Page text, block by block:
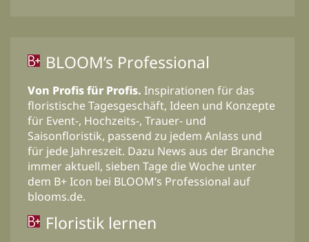
BLOOM’s Professional
Von Profis für Profis. Inspirationen für das
floristische Tagesgeschäft, Ideen und Konzepte
für Event-, Hochzeits-, Trauer- und
Saisonfloristik, passend zu jedem Anlass und
für jede Jahreszeit. Dazu News aus der Branche
immer aktuell, sieben Tage die Woche unter
dem B+ Icon bei BLOOM’s Professional auf
blooms.de.
Floristik lernen